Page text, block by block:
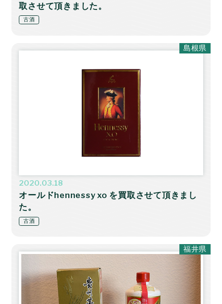
取させて頂きました。
古酒
2020.03.18
オールドhennessy xo を買取させて頂きまし
た。
古酒
島根県
福井県